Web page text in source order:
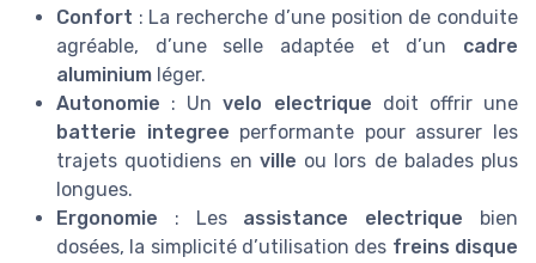
Confort : La recherche d’une position de conduite
agréable, d’une selle adaptée et d’un cadre
aluminium léger.
Autonomie : Unvelo electrique doit offrir une
batterie integree performante pour assurer les
trajets quotidiens en ville ou lors de balades plus
longues.
Ergonomie : Les assistance electrique bien
dosées, la simplicité d’utilisation des freins disque